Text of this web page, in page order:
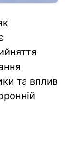
та вплив